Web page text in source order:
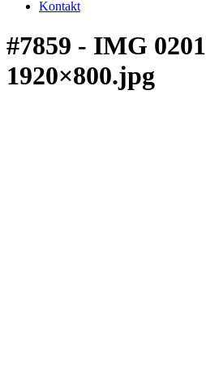
Kontakt
#7859 - IMG 0201
1920×800.jpg